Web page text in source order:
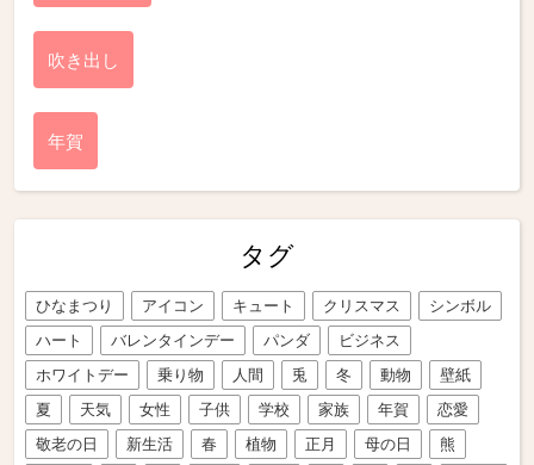
吹き出し
年賀
タグ
ひなまつり アイコン キュート クリスマス
シンボル
ハート
バレンタインデー パンダ
ビジネス
ホワイトデー
乗り物 人間 兎 冬 動物
壁紙
夏
天気 女性 子供 学校 家族 年賀
恋愛
敬老の日
新生活 春 植物 正月 母の日
熊